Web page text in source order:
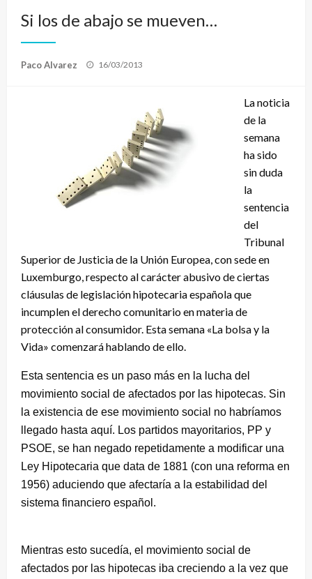
Si los de abajo se mueven…
Paco Alvarez
Publicado
16/03/2013
La noticia
de la
semana
ha sido
sin duda
la
sentencia
del
Tribunal
Superior de Justicia de la Unión Europea, con sede en
Luxemburgo, respecto al carácter abusivo de ciertas
cláusulas de legislación hipotecaria española que
incumplen el derecho comunitario en materia de
protección al consumidor. Esta semana «La bolsa y la
Vida» comenzará hablando de ello.
Esta sentencia es un paso más en la lucha del
movimiento social de afectados por las hipotecas. Sin
la existencia de ese movimiento social no habríamos
llegado hasta aquí. Los partidos mayoritarios, PP y
PSOE, se han negado repetidamente a modificar una
Ley Hipotecaria que data de 1881 (con una reforma en
1956) aduciendo que afectaría a la estabilidad del
sistema financiero español.
Mientras esto sucedía, el movimiento social de
afectados por las hipotecas iba creciendo a la vez que